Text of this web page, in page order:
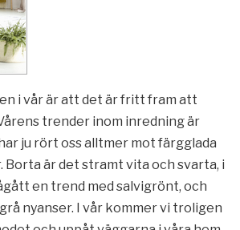
i vår är att det är fritt fram att
trender inom inredning är
ju rört oss alltmer mot färgglada
är det stramt vita och svarta, i
en trend med salvigrönt, och
nyanser. I vår kommer vi troligen